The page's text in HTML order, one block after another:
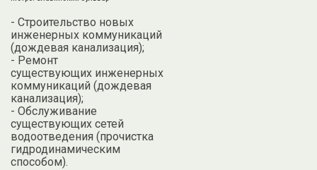
- Строительство новых
инженерных коммуникаций
(дождевая канализация);
- Ремонт
существующих инженерных
коммуникаций (дождевая
канализация);
- Обслуживание
существующих сетей
водоотведения (прочистка
гидродинамическим
способом).